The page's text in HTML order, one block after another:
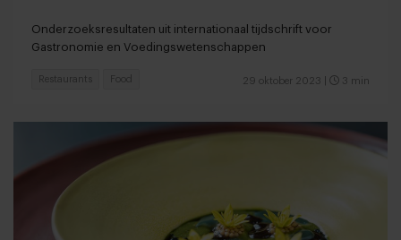
Onderzoeksresultaten uit internationaal tijdschrift voor
Gastronomie en Voedingswetenschappen
29 oktober 2023 3 min
Restaurants Food